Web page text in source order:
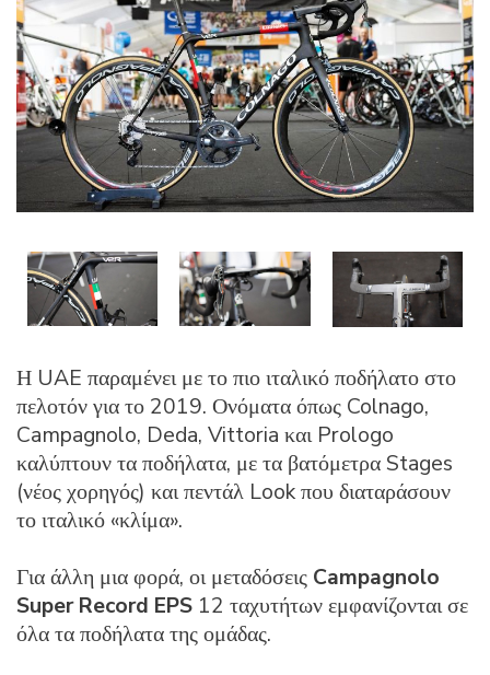
Η UAE παραμένει με το πιο ιταλικό ποδήλατο στο
πελοτόν για το 2019. Ονόματα όπως Colnago,
Campagnolo, Deda, Vittoria και Prologo
καλύπτουν τα ποδήλατα, με τα βατόμετρα Stages
(νέος χορηγός) και πεντάλ Look που διαταράσουν
το ιταλικό «κλίμα».
Για άλλη μια φορά, οι μεταδόσεις Campagnolo
Super Record EPS 12 ταχυτήτων εμφανίζονται σε
όλα τα ποδήλατα της ομάδας.